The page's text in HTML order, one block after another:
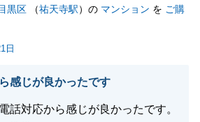
黒区 （祐天寺駅）の マンション を ご購
日
感じが良かったです
話対応から感じが良かったです。